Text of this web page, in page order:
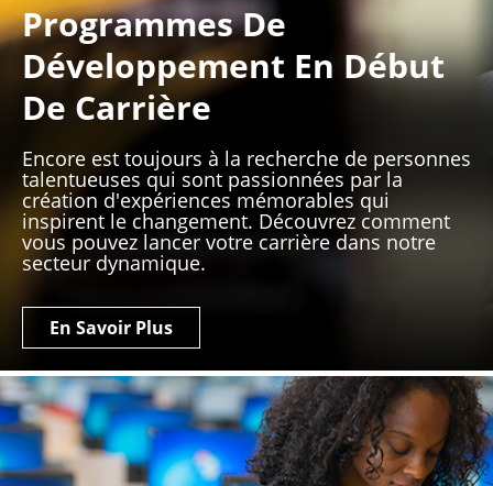
Programmes De
Développement En Début
De Carrière
Encore est toujours à la recherche de personnes
talentueuses qui sont passionnées par la
création d'expériences mémorables qui
inspirent le changement. Découvrez comment
vous pouvez lancer votre carrière dans notre
secteur dynamique.
En Savoir Plus